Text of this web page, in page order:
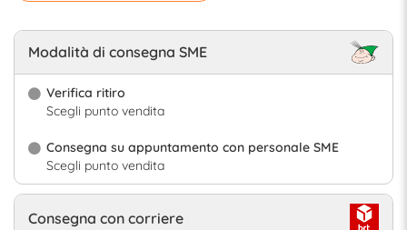
Modalità di consegna SME
Verifica ritiro
Scegli punto vendita
Consegna su appuntamento con personale SME
Scegli punto vendita
Consegna con corriere